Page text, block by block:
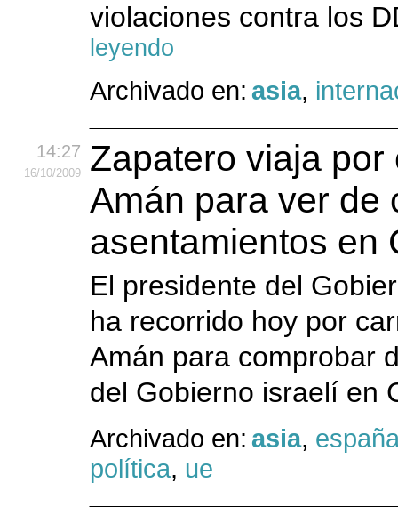
violaciones contra los
leyendo
Archivado en: asia,
14:27
16/10/2009
Zapatero viaja
Amán para ver de
asentamientos en
El presidente del
ha recorrido hoy por
Amán para comprobar
del Gobierno israelí en
Archivado en: asia,
política, ue